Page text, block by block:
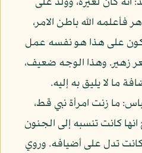
الله باطن الامر،
على هذا هو نفسه عمل
زهير. وهذا الوجه ضعيف،
ما لا يليق به إليه.
ما زنت امرأة نبي قط،
كانت تنسبه إلى الجنون
كانت تدل على أضيافه. وروي